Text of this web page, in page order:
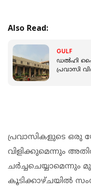
Also Read:
GULF
ഡൽഹി
പ്രവാസി
പ്രവാസികളുടെ
വിളിക്കുമെന്നും
ചർച്ചചെയ്യാമെന്നും
കൂടിക്കാഴ്ചയിൽ